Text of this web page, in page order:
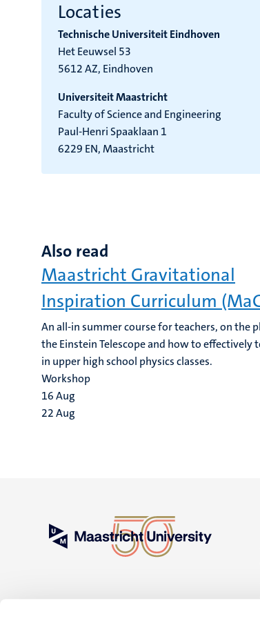
Locaties
Technische Universiteit Eindhoven
Het Eeuwsel 53
5612 AZ, Eindhoven
Universiteit Maastricht
Faculty of Science and Engineering
Paul-Henri Spaaklaan 1
6229 EN, Maastricht
Also read
Maastricht Gravitational
Inspiration Curriculum
An all-in summer course for teachers, on the
the Einstein Telescope and how to effectively
in upper high school physics classes.
Workshop
16Aug
22Aug